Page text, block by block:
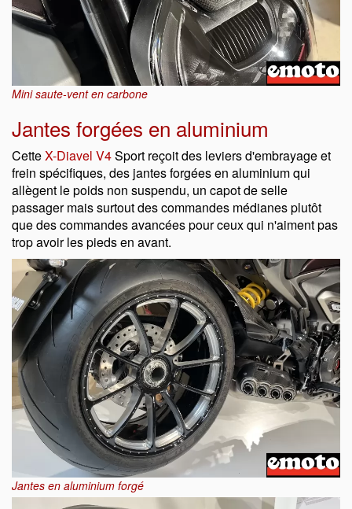
Mini saute-vent en carbone
Jantes forgées en aluminium
CetteX-Diavel V4Sport reçoit des leviers d'embrayage et
frein spécifiques, des jantes forgées en aluminium qui
allègent le poids non suspendu, un capot de selle
passager mais surtout des commandes médianes plutôt
que des commandes avancées pour ceux qui n'aiment pas
trop avoir les pieds en avant.
Jantes en aluminium forgé